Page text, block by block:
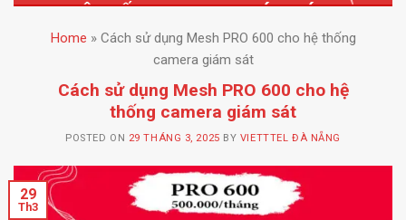
CHO HỆ THỐNG CAMERA GIÁM SÁT
Home » Cách sử dụng Mesh PRO 600 cho hệ thống
camera giám sát
Cách sử dụng Mesh PRO 600 cho hệ
thống camera giám sát
POSTED ON 29 THÁNG 3, 2025 BY VIETTTEL ĐÀ NẴNG
29
Th3